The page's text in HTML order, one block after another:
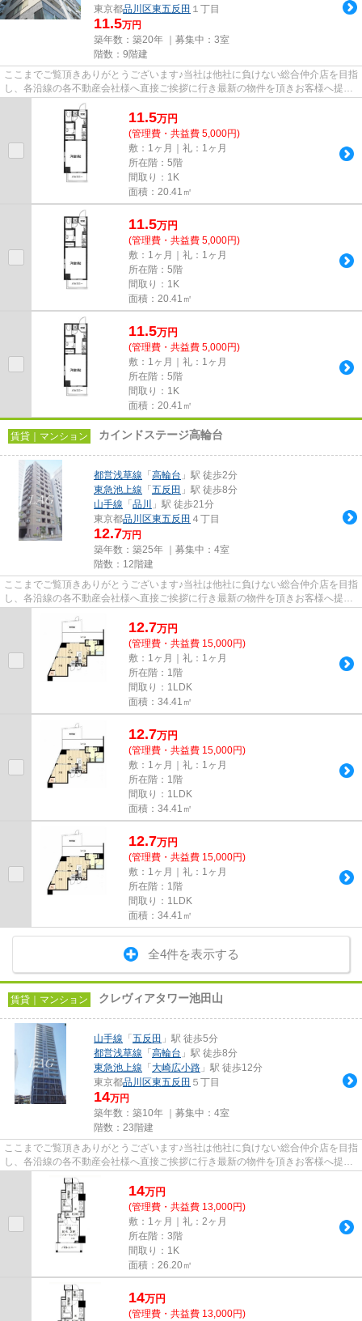
東京都品川区東五反田 １丁目
11.5万円
築年数：築20年 ｜募集中： 3室
階数：9階建
ここまでご覧頂きありがとうございます♪当社は他社に負けない総合仲介店を目指
し、各沿線の各不動産会社様へ直接ご挨拶に行き最新の物件を頂きお客様へ提供
しております！最新の情報は...
11.5万円
(管理費・共益費 5,000円)
敷：1ヶ月｜礼：1ヶ月
所在階：5階
間取り：1K
面積：20.41㎡
11.5万円
(管理費・共益費 5,000円)
敷：1ヶ月｜礼：1ヶ月
所在階：5階
間取り：1K
面積：20.41㎡
11.5万円
(管理費・共益費 5,000円)
敷：1ヶ月｜礼：1ヶ月
所在階：5階
間取り：1K
面積：20.41㎡
賃貸｜マンション カインドステージ高輪台
都営浅草線 「 高輪台 」駅 徒歩2分
東急池上線 「 五反田 」駅 徒歩8分
山手線 「 品川
」駅 徒歩21分
東京都品川区東五反田 ４丁目
12.7万円
築年数：築25年 ｜募集中： 4室
階数：12階建
ここまでご覧頂きありがとうございます♪当社は他社に負けない総合仲介店を目指
し、各沿線の各不動産会社様へ直接ご挨拶に行き最新の物件を頂きお客様へ提供
12.7万円
(管理費・共益費 15,000円)
敷：1ヶ月｜礼：1ヶ月
所在階：1階
間取り：1LDK
面積：34.41㎡
12.7万円
(管理費・共益費 15,000円)
敷：1ヶ月｜礼：1ヶ月
所在階：1階
間取り：1LDK
面積：34.41㎡
12.7万円
(管理費・共益費 15,000円)
敷：1ヶ月｜礼：1ヶ月
所在階：1階
間取り：1LDK
面積：34.41㎡
全4件を表示する
賃貸｜マンション クレヴィアタワー池田山
山手線 「 五反田 」駅 徒歩5分
都営浅草線 「 高輪台 」駅 徒歩8分
東急池上線 「 大崎広小路 」駅 徒歩12分
東京都品川区東五反田 ５丁目
14万円
築年数：築10年 ｜募集中： 4室
階数：23階建
ここまでご覧頂きありがとうございます♪当社は他社に負けない総合仲介店を目指
し、各沿線の各不動産会社様へ直接ご挨拶に行き最新の物件を頂きお客様へ提供
しております！最新の情報は...
14万円
(管理費・共益費 13,000円)
敷：1ヶ月｜礼：2ヶ月
所在階：3階
間取り：1K
面積：26.20㎡
14万円
(管理費・共益費 13,000円)